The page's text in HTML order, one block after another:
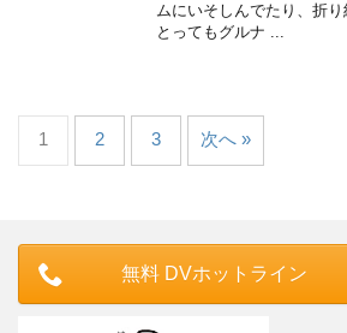
ムにいそしんでたり、折
とってもグルナ ...
1 2 3 次へ »
無料 DVホットライン